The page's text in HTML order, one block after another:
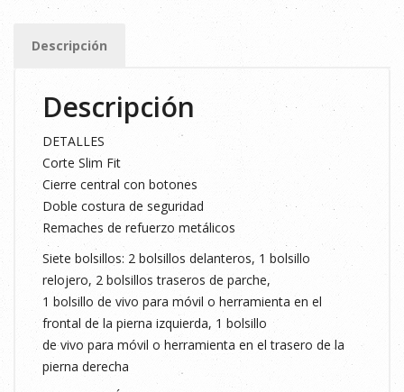
cantidad
Descripción
Descripción
DETALLES
Corte Slim Fit
Cierre central con botones
Doble costura de seguridad
Remaches de refuerzo metálicos
Siete bolsillos: 2 bolsillos delanteros, 1 bolsillo
relojero, 2 bolsillos traseros de parche,
1 bolsillo de vivo para móvil o herramienta en el
frontal de la pierna izquierda, 1 bolsillo
de vivo para móvil o herramienta en el trasero de la
pierna derecha